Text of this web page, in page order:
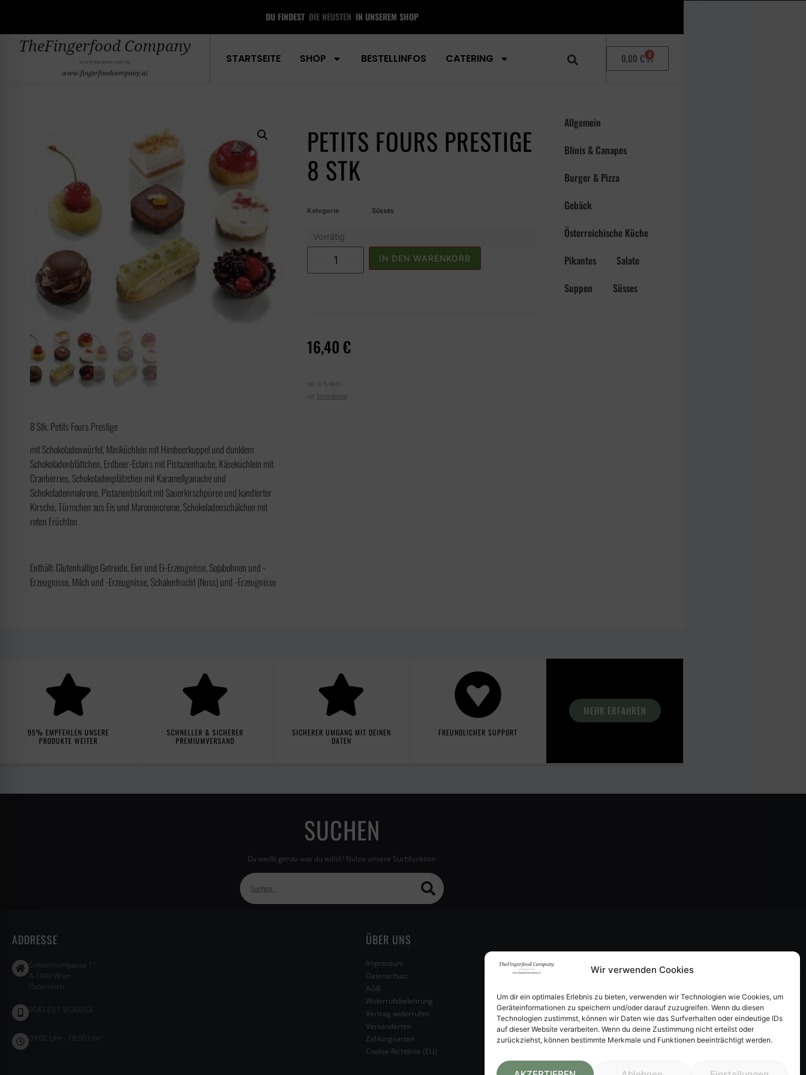
Wir verwenden Cookies
Um dir ein optimales Erlebnis zu bieten, verwenden wir Technologien wie Cookies, um
Geräteinformationen zu speichern und/oder darauf zuzugreifen. Wenn du diesen
Technologien zustimmst, können wir Daten wie das Surfverhalten oder eindeutige IDs
auf dieser Website verarbeiten. Wenn du deine Zustimmung nicht erteilst oder
zurückziehst, können bestimmte Merkmale und Funktionen beeinträchtigt werden.
DU FINDEST DIE NEU IN UNSEREM SHOP
STARTSEITE SHOP BESTELLINFOS CATERING 0,00 € 0
8 Stk. Petits Fours Prestige
mit Schokoladenwürfel, Miniküchlein mit Himbeerkuppel und dunklem
Schokoladenblättchen, Erdbeer-Eclairs mit Pistazienhaube, Käseküchlein mit
Cranberries, Schokoladenplätzchen mit Karamellganache und
Schokoladenmakrone, Pistazienbiskuit mit Sauerkirschpüree und kandierter
Kirsche, Türmchen aus Eis und Maronencreme, Schokoladenschälchen mit
roten Früchten
Enthält: Glutenhaltige Getreide, Eier und Ei-Erzeugnisse, Sojabohnen und -
Erzeugnisse, Milch und -Erzeugnisse, Schalenfrucht (Nuss) und -Erzeugnisse
PETITS FOURS PRESTIGE
8 STK
Kategorie Süsses
Vorrätig
IN DEN WARENKORB
16,40€
inkl. 10 % MwSt.
Versandkosten
Allgemein
Blinis & Canapes
Burger & Pizza
Gebäck
Österreichische Küche
Pikantes
Salate
Suppen
Süsses
95% EMPFEHLEN UNSERE
PRODUKTE WEITER
SCHNELLER & SICHERER
PREMIUMVERSAND
SICHERER UMGANG MIT DEINEN
DATEN
FREUNDLICHER SUPPORT
MEHR ERFAHREN
SUCHEN
Du weißt genau was du willst? Nutze unsere Suchfunktion
ADDRESSE
Schleifmühlgasse 11
A-1040 Wien
Österreich
0043 (0) 1 9530352
09:00 Uhr - 18:00 Uhr
ÜBER UNS
Impressum
Datenschutz
AGB
Widerrufsbelehrung
Vertrag widerrufen
Versandarten
Zahlungsarten
Cookie-Richtlinie (EU)